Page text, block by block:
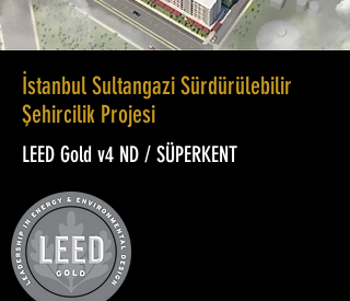
İstanbul Sultangazi Sürdürülebilir
Şehircilik Projesi
LEED Gold v4 ND / SÜPERKENT